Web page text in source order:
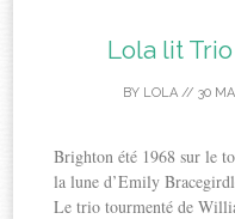
Lola lit
BY LOLA// 30
Brighton été 1968 sur le
la lune d’Emily
Le trio tourmenté de